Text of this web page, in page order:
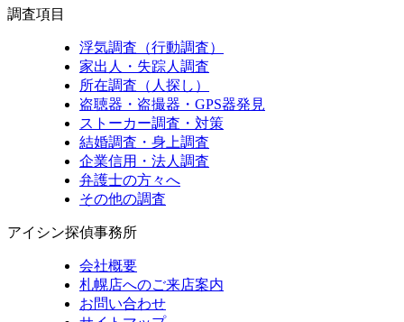
調査項目
浮気調査（行動調査）
家出人・失踪人調査
所在調査（人探し）
盗聴器・盗撮器・GPS器発見
ストーカー調査・対策
結婚調査・身上調査
企業信用・法人調査
弁護士の方々へ
その他の調査
アイシン探偵事務所
会社概要
札幌店へのご来店案内
お問い合わせ